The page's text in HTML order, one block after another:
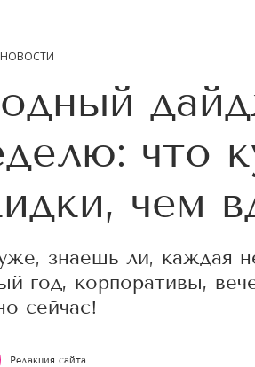
НОВОСТИ
что
чем
знаешь ли, каждая
год, корпоративы,
сейчас!
Редакция сайта